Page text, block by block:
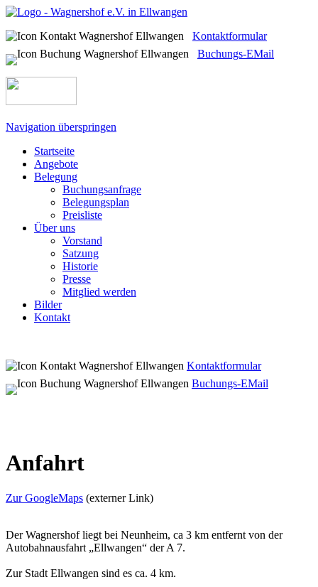
Kontaktformular
Buchungs-EMail
Navigation überspringen
Startseite
Angebote
Belegung
Buchungsanfrage
Belegungsplan
Preisliste
Über uns
Vorstand
Satzung
Historie
Presse
Mitglied werden
Bilder
Kontakt
Kontaktformular
Buchungs-EMail
Anfahrt
Zur GoogleMaps (externer Link)
Der Wagnershof liegt bei Neunheim, ca 3 km entfernt von der
Autobahnausfahrt „Ellwangen“ der A 7.
Zur Stadt Ellwangen sind es ca. 4 km.